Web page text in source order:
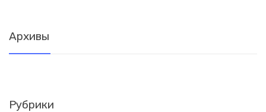
Архивы
Рубрики